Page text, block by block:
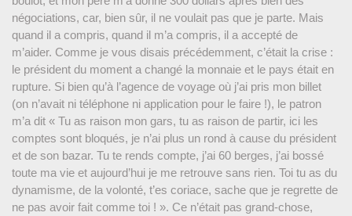
négociations, car, bien sûr, il ne voulait pas que je parte. Mais
quand il a compris, quand il m’a compris, il a accepté de
m’aider. Comme je vous disais précédemment, c’était la crise :
le président du moment a changé la monnaie et le pays était en
rupture. Si bien qu’à l’agence de voyage où j’ai pris mon billet
(on n’avait ni téléphone ni application pour le faire !), le patron
m’a dit « Tu as raison mon gars, tu as raison de partir, ici les
comptes sont bloqués, je n’ai plus un rond à cause du président
et de son bazar. Tu te rends compte, j’ai 60 berges, j’ai bossé
toute ma vie et aujourd’hui je me retrouve sans rien. Toi tu as du
dynamisme, de la volonté, t’es coriace, sache que je regrette de
ne pas avoir fait comme toi ! ». Ce n’était pas grand-chose,